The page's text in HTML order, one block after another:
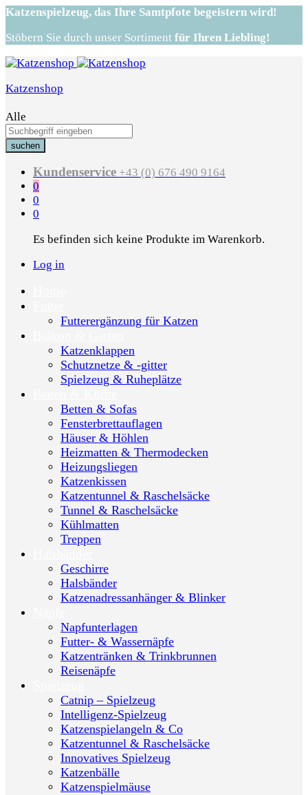
Katzenspielzeug, das Ihre Samtpfote begeistern wird!
Stöbern Sie durch unser Sortiment für Ihren Liebling!
Katzenshop
Alle
suchen
Kundenservice +43 (0) 676 490 9164
0
0
0
Es befinden sich keine Produkte im Warenkorb.
Log in
Futterergänzung für Katzen
Katzenklappen
Schutznetze & -gitter
Spielzeug & Ruheplätze
Betten & Sofas
Fensterbrettauflagen
Häuser & Höhlen
Heizmatten & Thermodecken
Heizungsliegen
Katzenkissen
Katzentunnel & Raschelsäcke
Tunnel & Raschelsäcke
Kühlmatten
Treppen
Geschirre
Halsbänder
Katzenadressanhänger & Blinker
Napfunterlagen
Futter- & Wassernäpfe
Katzentränken & Trinkbrunnen
Reisenäpfe
Catnip – Spielzeug
Intelligenz-Spielzeug
Katzenspielangeln & Co
Katzentunnel & Raschelsäcke
Innovatives Spielzeug
Katzenbälle
Katzenspielmäuse